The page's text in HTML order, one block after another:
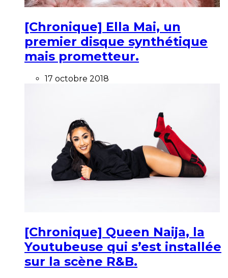
[Chronique] Ella Mai, un
premier disque synthétique
mais prometteur.
17 octobre 2018
[Chronique] Queen Naija, la
Youtubeuse qui s’est installée
sur la scène R&B.